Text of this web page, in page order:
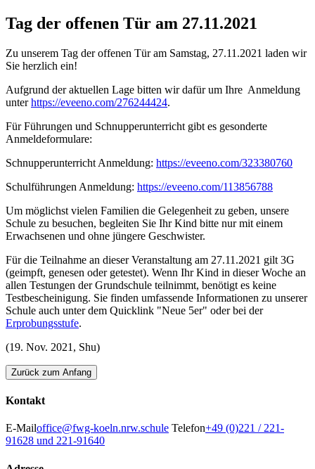
Tag der offenen Tür am 27.11.2021
Zu unserem Tag der offenen Tür am Samstag, 27.11.2021 laden wir
Sie herzlich ein!
Aufgrund der aktuellen Lage bitten wir dafür um Ihre Anmeldung
unterhttps://eveeno.com/276244424.
Für Führungen und Schnupperunterricht gibt es gesonderte
Anmeldeformulare:
Schnupperunterricht Anmeldung: https://eveeno.com/323380760
Schulführungen Anmeldung: https://eveeno.com/113856788
Um möglichst vielen Familien die Gelegenheit zu geben, unsere
Schule zu besuchen, begleiten Sie Ihr Kind bitte nur mit einem
Erwachsenen und ohne jüngere Geschwister.
Für die Teilnahme an dieser Veranstaltung am 27.11.2021 gilt 3G
(geimpft, genesen oder getestet). Wenn Ihr Kind in dieser Woche an
allen Testungen der Grundschule teilnimmt, benötigt es keine
Testbescheinigung. Sie finden umfassende Informationen zu unserer
Schule auch unter dem Quicklink "Neue 5er" oder bei der
Erprobungsstufe.
(19. Nov. 2021, Shu)
Zurück zum Anfang
Kontakt
E-Mailoffice@fwg-koeln.nrw.schule Telefon+49 (0)221 / 221-
91628 und 221-91640